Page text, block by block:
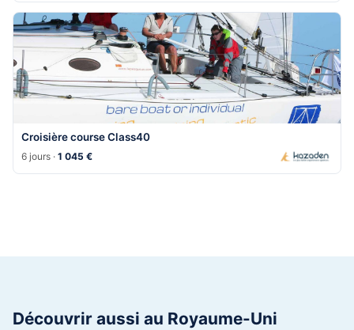
Croisière course Class40
6 jours ·1 045 €
Découvrir aussi au Royaume-Uni